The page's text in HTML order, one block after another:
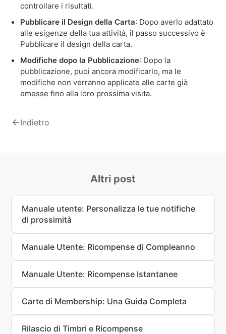
controllare i risultati.
Pubblicare il Design della Carta: Dopo averlo adattato
alle esigenze della tua attività, il passo successivo è
Pubblicare il design della carta.
Modifiche dopo la Pubblicazione: Dopo la
pubblicazione, puoi ancora modificarlo, ma le
modifiche non verranno applicate alle carte già
emesse fino alla loro prossima visita.
arrow_back Indietro
Altri post
Manuale utente: Personalizza le tue notifiche
di prossimità
Manuale Utente: Ricompense di Compleanno
Manuale Utente: Ricompense Istantanee
Carte di Membership: Una Guida Completa
Rilascio di Timbri e Ricompense